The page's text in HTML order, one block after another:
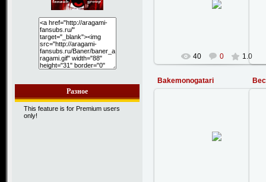
Разное
This feature is for Premium users
only!
40 0 1.0
Bakemonogatari